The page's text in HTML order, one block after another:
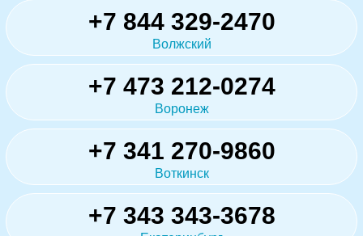
+7 844 329-2470
Волжский
+7 473 212-0274
Воронеж
+7 341 270-9860
Воткинск
+7 343 343-3678